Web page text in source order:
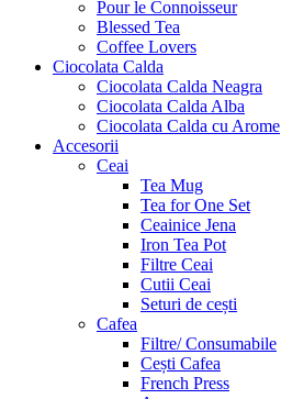
Pour le Connoisseur
Blessed Tea
Coffee Lovers
Ciocolata Calda
Ciocolata Calda Neagra
Ciocolata Calda Alba
Ciocolata Calda cu Arome
Accesorii
Ceai
Tea Mug
Tea for One Set
Ceainice Jena
Iron Tea Pot
Filtre Ceai
Cutii Ceai
Seturi de cești
Cafea
Filtre/ Consumabile
Cești Cafea
French Press